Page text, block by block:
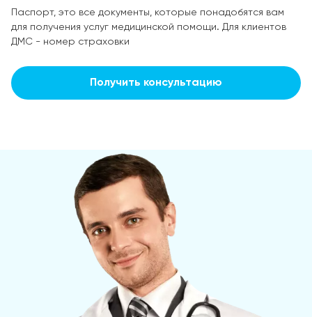
Паспорт, это все документы, которые понадобятся вам
для получения услуг медицинской помощи. Для клиентов
ДМС - номер страховки
Получить консультацию